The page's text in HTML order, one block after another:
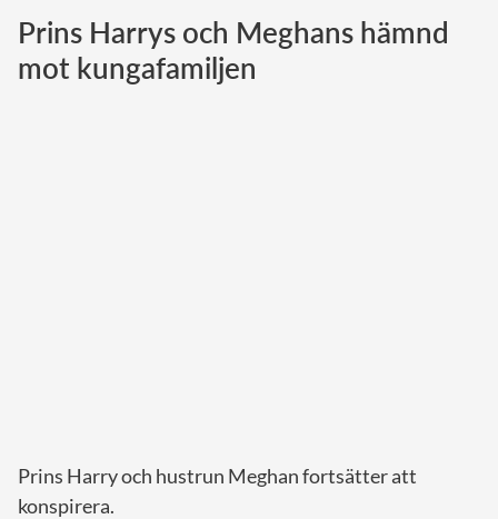
Norska kungahuset
Danska kungahuset
Prins Harrys och Meghans hämnd
mot kungafamiljen
Prins Harry och hustrun Meghan fortsätter att
konspirera.